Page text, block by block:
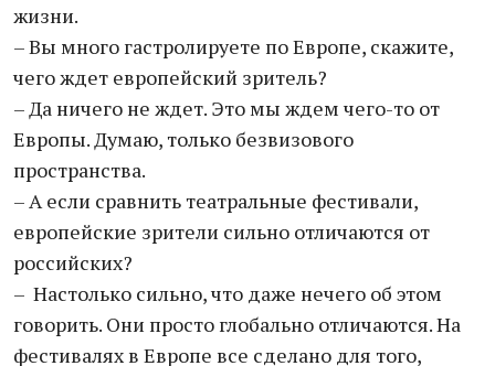
жизни.
– Вы много гастролируете по Европе, скажите,
чего ждет европейский зритель?
– Да ничего не ждет. Это мы ждем чего-то от
Европы. Думаю, только безвизового
пространства.
– А если сравнить театральные фестивали,
европейские зрители сильно отличаются от
российских?
– Настолько сильно, что даже нечего об этом
говорить. Они просто глобально отличаются. На
фестивалях в Европе все сделано для того,